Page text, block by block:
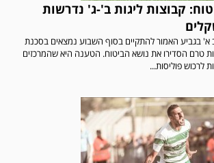
קבוצות ליגות ב'-ג' נדרשות
א' בגביע האמור להתקיים בסוף השבוע נמצאים בסכנת
טרם הסדירו את נושא הביטוח. הטענה היא שהמרכזים
לרכוש פוליסות...